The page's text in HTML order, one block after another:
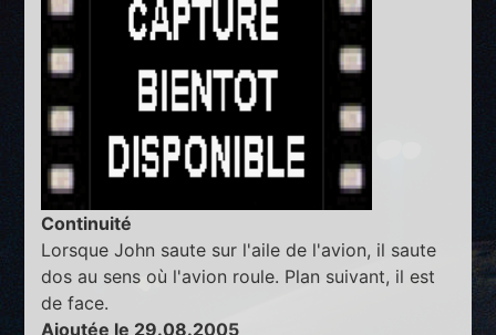
Continuité
Lorsque John saute sur l'aile de l'avion, il saute
dos au sens où l'avion roule. Plan suivant, il est
de face.
Ajoutée le 29.08.2005